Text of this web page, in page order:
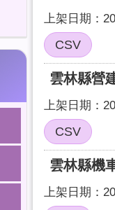
上架日期：
CSV
雲林縣營
上架日期：
CSV
雲林縣機
上架日期：